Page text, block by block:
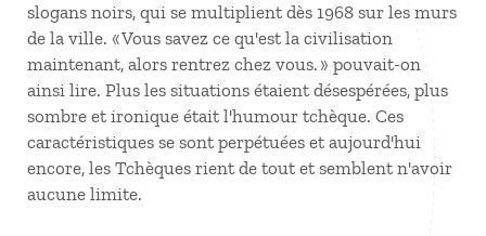
slogans noirs, qui se multiplient dès 1968 sur les murs
de la ville. « Vous savez ce qu'est la civilisation
maintenant, alors rentrez chez vous. » pouvait-on
ainsi lire. Plus les situations étaient désespérées, plus
sombre et ironique était l'humour tchèque. Ces
caractéristiques se sont perpétuées et aujourd'hui
encore, les Tchèques rient de tout et semblent n'avoir
aucune limite.